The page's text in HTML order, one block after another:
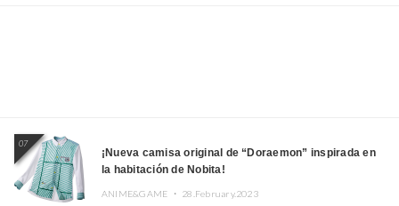
07
¡Nueva camisa original de “Doraemon” inspirada en
la habitación de Nobita!
ANIME&GAME ・ 28.February.2023